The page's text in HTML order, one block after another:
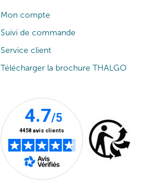
Mon compte
Suivi de commande
Service client
Télécharger la brochure THALGO